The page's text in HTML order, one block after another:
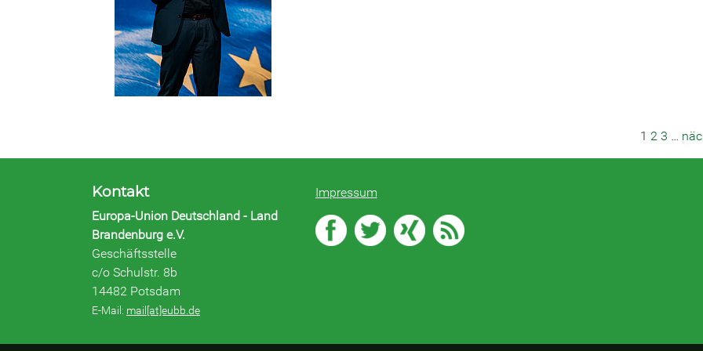
1 2 3 …
Kontakt
Europa-Union Deutschland - Land
Brandenburg e.V.
Geschäftsstelle
c/o Schulstr. 8b
14482 Potsdam
E-Mail: mail[at]eubb.de
Impressum